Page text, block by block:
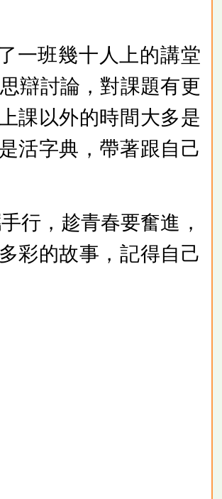
一班幾十人上的講堂
辯討論，對課題有更
課以外的時間大多是
活字典，帶著跟自己
行，趁青春要奮進，
彩的故事，記得自己